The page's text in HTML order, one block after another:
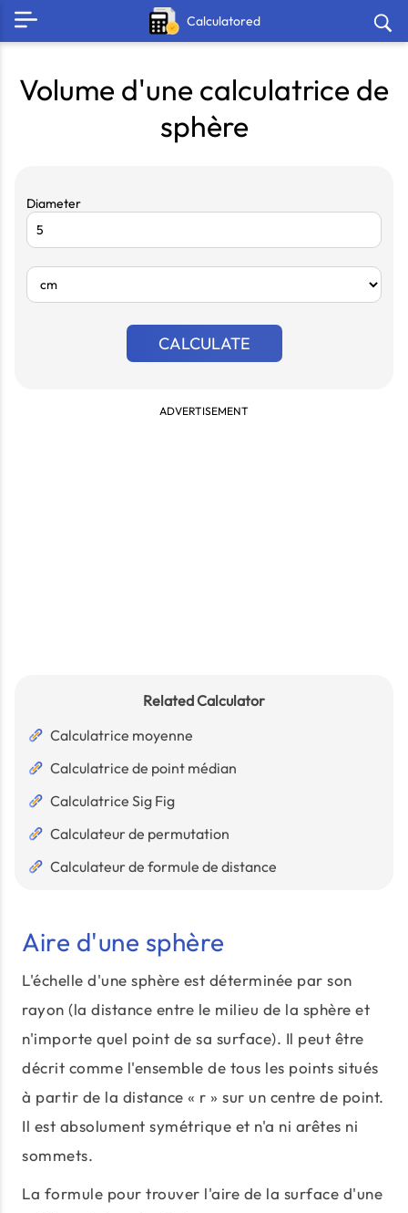
Calculatored
Volume d'une calculatrice de
sphère
Diameter
CALCULATE
ADVERTISEMENT
Related Calculator
Calculatrice moyenne
Calculatrice de point médian
Calculatrice Sig Fig
Calculateur de permutation
Calculateur de formule de distance
Aire d'une sphère
L'échelle d'une sphère est déterminée par son
rayon (la distance entre le milieu de la sphère et
n'importe quel point de sa surface). Il peut être
décrit comme l'ensemble de tous les points situés
à partir de la distance « r » sur un centre de point.
Il est absolument symétrique et n'a ni arêtes ni
sommets.
La formule pour trouver l'aire de la surface d'une